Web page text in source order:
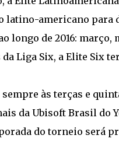
americano para
longo de 2016:
Liga Six, a Elite Six
às terças e
da Ubisoft Brasil do
do torneio será